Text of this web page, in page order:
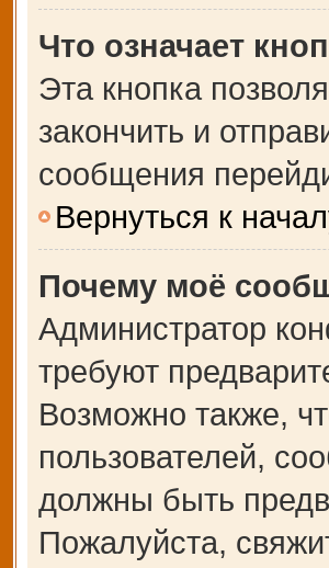
Что означает
Эта кнопка
закончить и
сообщения
Вернуться к
Почему моё
Администратор
требуют
Возможно также,
пользователей,
должны быть
Пожалуйста,